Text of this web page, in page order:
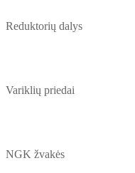
Reduktorių dalys
Variklių priedai
NGK žvakės